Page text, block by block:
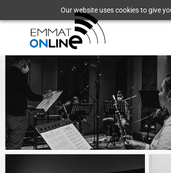
Our website uses cookies to give